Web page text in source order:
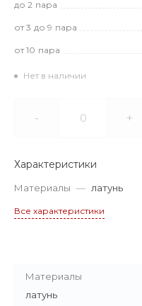
до 2 пара
от 3 до 9 пара
от 10 пара
Нет в наличии
- +
Характеристики
Материалы — латунь
Все характеристики
Материалы
латунь